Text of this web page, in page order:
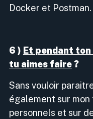
Docker et Postman.
6 ) Et pendant
tu aimes faire?
Sans vouloir
également sur
personnels et sur